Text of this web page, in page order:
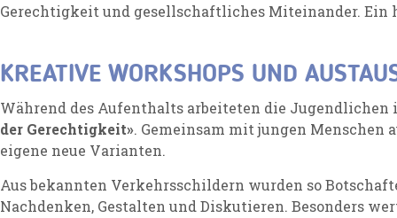
Gerechtigkeit und gesellschaftliches Miteinander. Ein
KREATIVE WORKSHOPS UND
Während des Aufenthalts arbeiteten die
der Gerechtigkeit». Gemeinsam mit jungen Menschen
eigene neue Varianten.
Aus bekannten Verkehrsschildern wurden so
Nachdenken, Gestalten und Diskutieren. Besonders